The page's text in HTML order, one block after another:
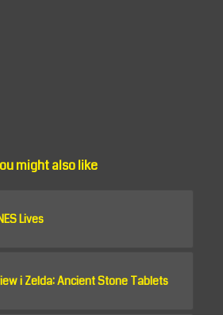
might also like
Lives
i Zelda: Ancient Stone Tablets